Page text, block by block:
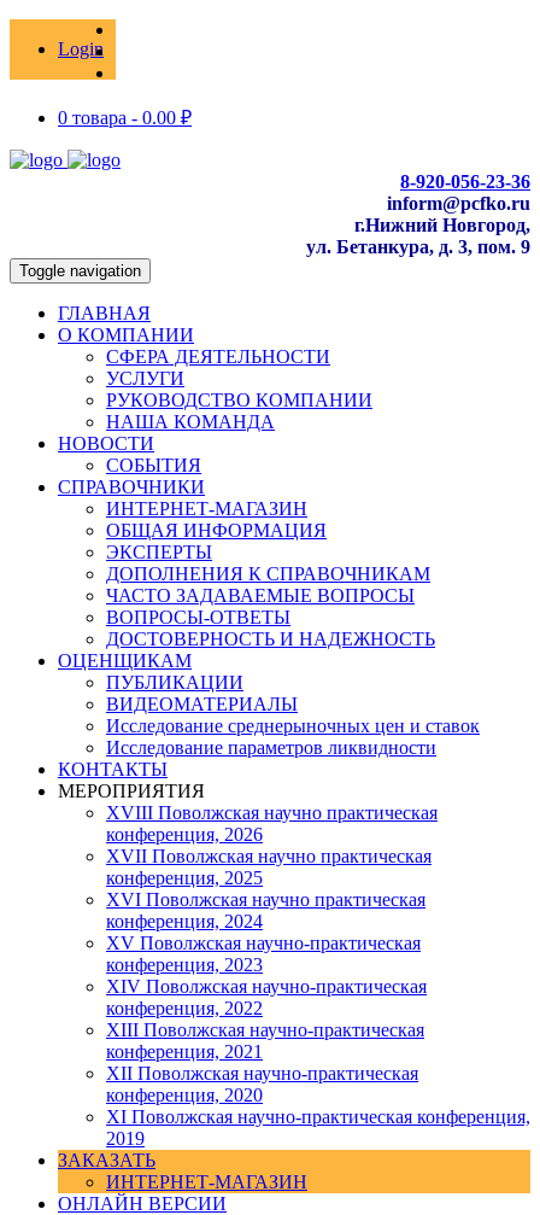
Login
0 товара - 0.00 ₽
8-920-056-23-36
inform@pcfko.ru
г.Нижний Новгород,
ул. Бетанкура, д. 3, пом. 9
Toggle navigation
ГЛАВНАЯ
О КОМПАНИИ
СФЕРА ДЕЯТЕЛЬНОСТИ
УСЛУГИ
РУКОВОДСТВО КОМПАНИИ
НАША КОМАНДА
НОВОСТИ
СОБЫТИЯ
СПРАВОЧНИКИ
ИНТЕРНЕТ-МАГАЗИН
ОБЩАЯ ИНФОРМАЦИЯ
ЭКСПЕРТЫ
ДОПОЛНЕНИЯ К СПРАВОЧНИКАМ
ЧАСТО ЗАДАВАЕМЫЕ ВОПРОСЫ
ВОПРОСЫ-ОТВЕТЫ
ДОСТОВЕРНОСТЬ И НАДЕЖНОСТЬ
ОЦЕНЩИКАМ
ПУБЛИКАЦИИ
ВИДЕОМАТЕРИАЛЫ
Исследование среднерыночных цен и ставок
Исследование параметров ликвидности
КОНТАКТЫ
МЕРОПРИЯТИЯ
XVIII Поволжская научно практическая
конференция, 2026
XVII Поволжская научно практическая
конференция, 2025
XVI Поволжская научно практическая
конференция, 2024
ХV Поволжская научно-практическая
конференция, 2023
ХIV Поволжская научно-практическая
конференция, 2022
ХIII Поволжская научно-практическая
конференция, 2021
ХII Поволжская научно-практическая
конференция, 2020
XI Поволжская научно-практическая конференция,
2019
ЗАКАЗАТЬ
ИНТЕРНЕТ-МАГАЗИН
ОНЛАЙН ВЕРСИИ